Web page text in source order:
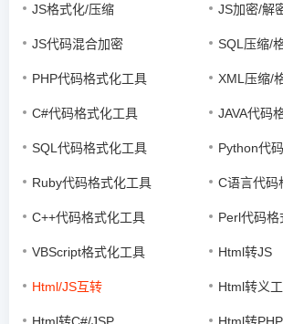
JS格式化/压缩 JS加密/解
JS代码混合加密 SQL压缩/
PHP代码格式化工具 XML压缩/
C#代码格式化工具 JAVA代码
SQL代码格式化工具 Python代
Ruby代码格式化工具 C语言代码
C++代码格式化工具 Perl代码格
VBScript格式化工具 Html转JS
Html/JS互转 Html转义